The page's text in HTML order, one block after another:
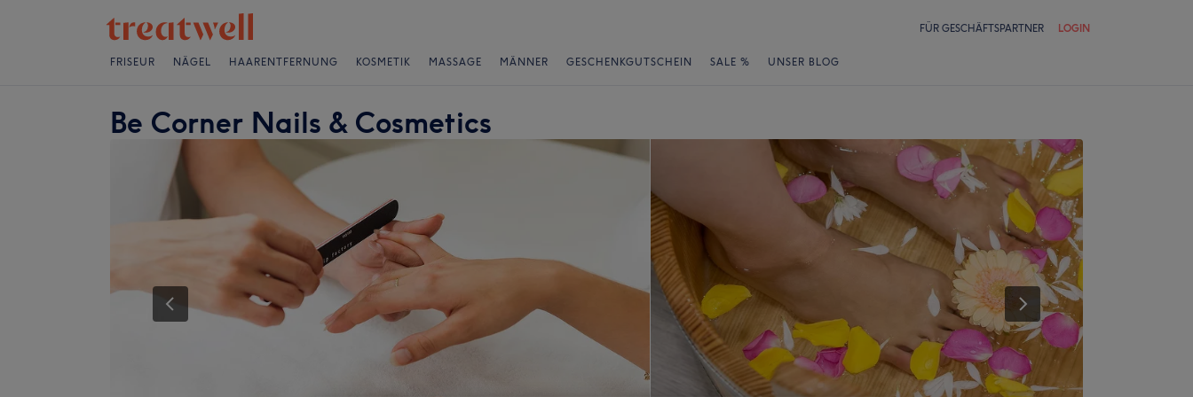
FÜR GESCHÄFTSPARTNER LOGIN
FRISEUR NÄGEL HAARENTFERNUNG KOSMETIK MASSAGE MÄNNER GESCHENKGUTSCHEIN SALE % UNSER BLOG
Be Corner Nails & Cosmetics